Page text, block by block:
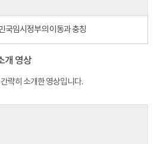
국임시정부의 이동과 충칭
개 영상
략히 소개한 영상입니다.